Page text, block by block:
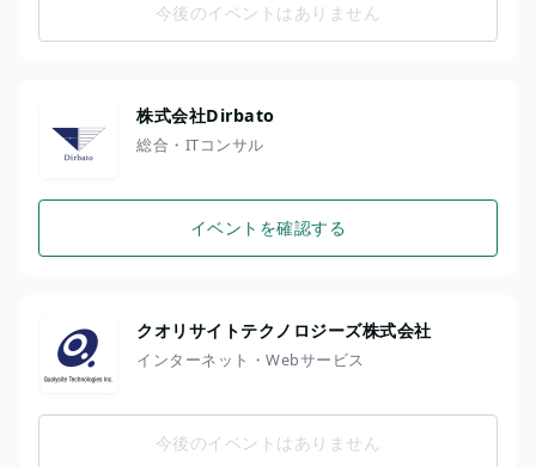
今後のイベントはありません
株式会社Dirbato
総合・ITコンサル
イベントを確認する
クオリサイトテクノロジーズ株式会社
インターネット・Webサービス
今後のイベントはありません